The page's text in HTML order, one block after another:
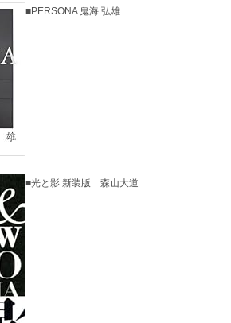
■PERSONA 鬼海 弘雄
■光と影 新装版 森山大道